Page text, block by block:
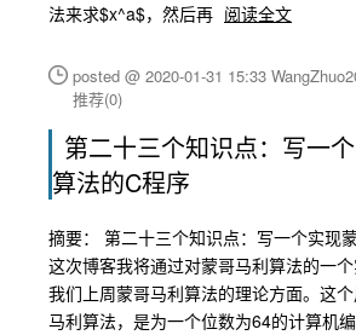
法来求$x^a$，然后再 阅读全文
posted @ 2020-01-31 15:33
推荐(0)
第二十三个知识点：写一
算法的C程序
摘要： 第二十三个知识点：写一个实现
这次博客我将通过对蒙哥马利算法的一
我们上周蒙哥马利算法的理论方面。这
马利算法，是为一个位数为64的计算机